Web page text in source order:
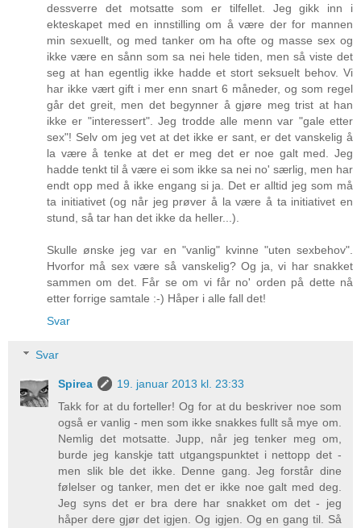
dessverre det motsatte som er tilfellet. Jeg gikk inn i
ekteskapet med en innstilling om å være der for mannen
min sexuellt, og med tanker om ha ofte og masse sex og
ikke være en sånn som sa nei hele tiden, men så viste det
seg at han egentlig ikke hadde et stort seksuelt behov. Vi
har ikke vært gift i mer enn snart 6 måneder, og som regel
går det greit, men det begynner å gjøre meg trist at han
ikke er "interessert". Jeg trodde alle menn var "gale etter
sex"! Selv om jeg vet at det ikke er sant, er det vanskelig å
la være å tenke at det er meg det er noe galt med. Jeg
hadde tenkt til å være ei som ikke sa nei no' særlig, men har
endt opp med å ikke engang si ja. Det er alltid jeg som må
ta initiativet (og når jeg prøver å la være å ta initiativet en
stund, så tar han det ikke da heller...).
Skulle ønske jeg var en "vanlig" kvinne "uten sexbehov".
Hvorfor må sex være så vanskelig? Og ja, vi har snakket
sammen om det. Får se om vi får no' orden på dette nå
etter forrige samtale :-) Håper i alle fall det!
Svar
Svar
Spirea
19. januar 2013 kl. 23:33
Takk for at du forteller! Og for at du beskriver noe som
også er vanlig - men som ikke snakkes fullt så mye om.
Nemlig det motsatte. Jupp, når jeg tenker meg om,
burde jeg kanskje tatt utgangspunktet i nettopp det -
men slik ble det ikke. Denne gang. Jeg forstår dine
følelser og tanker, men det er ikke noe galt med deg.
Jeg syns det er bra dere har snakket om det - jeg
håper dere gjør det igjen. Og igjen. Og en gang til. Så